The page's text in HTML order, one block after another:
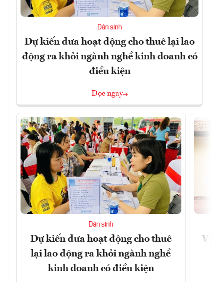
Dân sinh
Dự kiến đưa hoạt động cho thuê lại lao
động ra khỏi ngành nghề kinh doanh có
điều kiện
Đọc ngay
Dân sinh
Dự kiến đưa hoạt động cho thuê
lại lao động ra khỏi ngành nghề
kinh doanh có điều kiện